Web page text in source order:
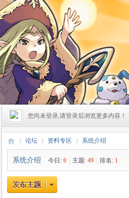
您尚未登录,请登录后浏览更多内容！
昔 »
论坛
›
资料专区 系统介绍
系统介绍 今日: 0 主题: 49 排名: 1